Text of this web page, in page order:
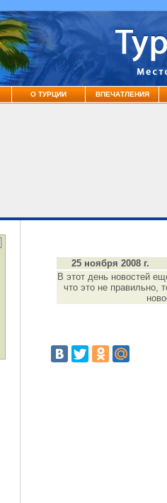
О ТУРЦИИ ВПЕЧАТЛЕНИЯ
25 ноября 2008 г.
В этот день новостей
что это не правильно,